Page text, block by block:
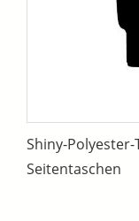
Shiny-
Seitentaschen